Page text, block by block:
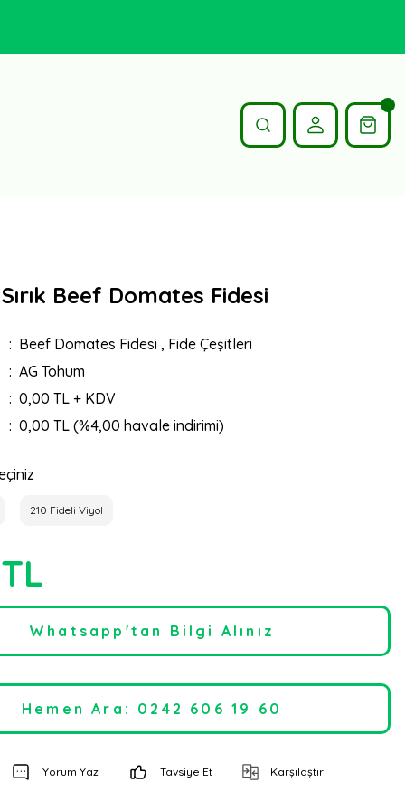
Beef Domates Fidesi
Beef Domates Fidesi , Fide Çeşitleri
AG Tohum
0,00 TL + KDV
0,00 TL (%4,00 havale indirimi)
210 Fideli Viyol
Whatsapp'tan Bilgi Alınız
Hemen Ara: 0242 606 19 60
Yorum Yaz Tavsiye Et Karşılaştır